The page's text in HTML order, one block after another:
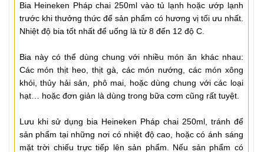
Bia Heineken Pháp chai 250ml vào tủ lạnh hoặc ướp lạnh
trước khi thưởng thức để sản phẩm có hương vị tối ưu nhất.
Nhiệt độ bia tốt nhất để uống là từ 8 đến 12 độ C.
Bia này có thể dùng chung với nhiều món ăn khác nhau:
Các món thịt heo, thịt gà, các món nướng, các món xông
khói, thủy hải sản, phô mai, hoặc dùng chung với các loại
hạt… hoặc đơn giản là dùng trong bữa cơm cũng rất tuyệt.
Lưu khi sử dụng bia Heineken Pháp chai 250ml, tránh để
sản phẩm tại những nơi có nhiệt độ cao, hoặc có ánh sáng
mặt trời chiếu trực tiếp lên sản phẩm. Nếu sản phẩm có